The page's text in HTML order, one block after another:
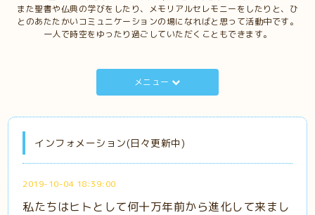
また聖書や仏典の学びをしたり、メモリアルセレモニーをしたりと、ひ
とのあたたかいコミュニケーションの場になればと思って活動中です。
一人で時空をゆったり過ごしていただくこともできます。
メニュー
インフォメーション(日々更新中)
2019-10-04 18:39:00
私たちはヒトとして何十万年前から進化して来まし